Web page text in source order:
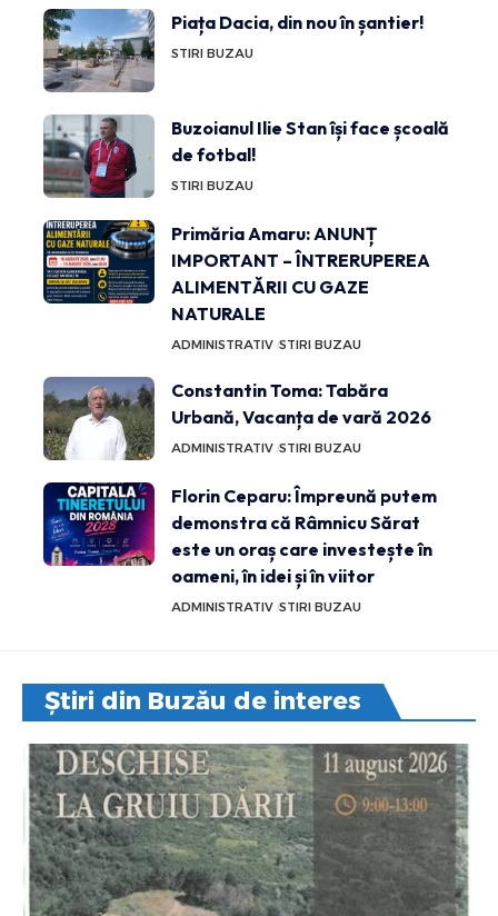
Piața Dacia, din nou în șantier!
STIRI BUZAU
Buzoianul Ilie Stan își face școală
de fotbal!
STIRI BUZAU
Primăria Amaru: ANUNȚ
IMPORTANT – ÎNTRERUPEREA
ALIMENTĂRII CU GAZE
NATURALE
ADMINISTRATIV STIRI BUZAU
Constantin Toma: Tabăra
Urbană, Vacanța de vară 2026
ADMINISTRATIV STIRI BUZAU
Florin Ceparu: Împreună putem
demonstra că Râmnicu Sărat
este un oraș care investește în
oameni, în idei și în viitor
ADMINISTRATIV STIRI BUZAU
Știri din Buzău de interes